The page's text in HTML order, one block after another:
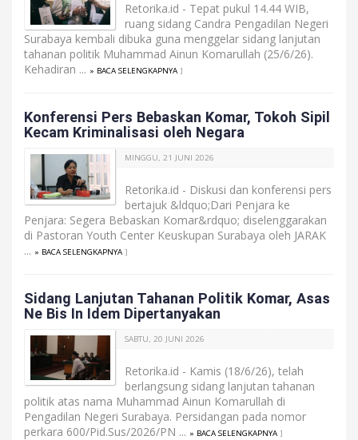
Retorika.id - Tepat pukul 14.44 WIB,
ruang sidang Candra Pengadilan Negeri
Surabaya kembali dibuka guna menggelar sidang lanjutan
tahanan politik Muhammad Ainun Komarullah (25/6/26).
Kehadiran ... » BACA SELENGKAPNYA ]
Konferensi Pers Bebaskan Komar, Tokoh Sipil
Kecam Kriminalisasi oleh Negara
MINGGU, 21 JUNI 2026
Retorika.id - Diskusi dan konferensi pers
bertajuk &ldquo;Dari Penjara ke
Penjara: Segera Bebaskan Komar&rdquo; diselenggarakan
di Pastoran Youth Center Keuskupan Surabaya oleh JARAK
... » BACA SELENGKAPNYA ]
Sidang Lanjutan Tahanan Politik Komar, Asas
Ne Bis In Idem Dipertanyakan
SABTU, 20 JUNI 2026
Retorika.id - Kamis (18/6/26), telah
berlangsung sidang lanjutan tahanan
politik atas nama Muhammad Ainun Komarullah di
Pengadilan Negeri Surabaya. Persidangan pada nomor
perkara 600/Pid.Sus/2026/PN ... » BACA SELENGKAPNYA ]